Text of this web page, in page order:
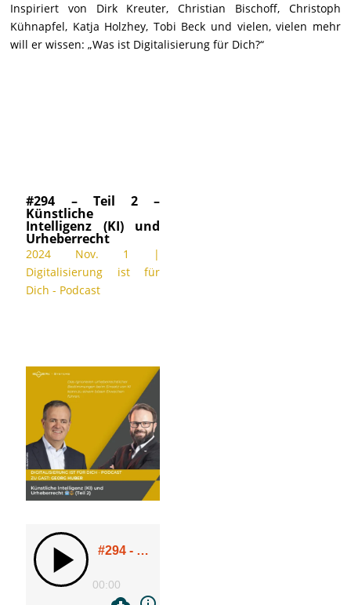
Inspiriert von Dirk Kreuter, Christian Bischoff, Christoph
Kühnapfel, Katja Holzhey, Tobi Beck und vielen, vielen mehr
will er wissen: „Was ist Digitalisierung für Dich?“
#294 – Teil 2 –
Künstliche
Intelligenz (KI) und
Urheberrecht
2024 Nov. 1
|
Digitalisierung ist für
Dich - Podcast